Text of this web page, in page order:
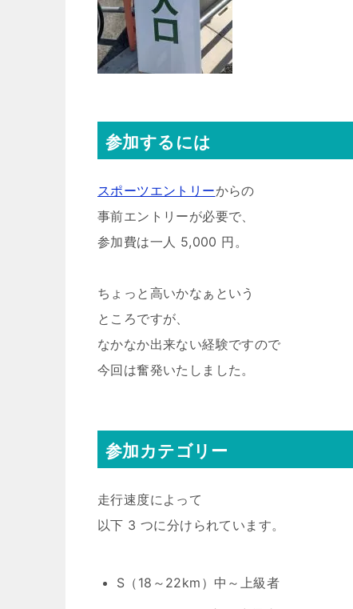
参加するには
スポーツエントリーからの
事前エントリーが必要で、
参加費は一人 5,000 円。
ちょっと高いかなぁという
ところですが、
なかなか出来ない経験ですので
今回は奮発いたしました。
参加カテゴリー
走行速度によって
以下 3 つに分けられています。
S（18～22km）中～上級者